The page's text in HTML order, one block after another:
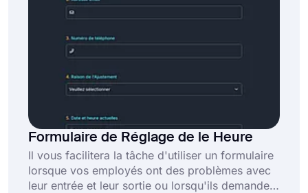
Formulaire de Réglage de le Heure
Il vous facilitera la tâche d'utiliser un formulaire
lorsque vos employés ont des problèmes avec
leur entrée et leur sortie ou lorsqu'ils demandent